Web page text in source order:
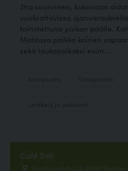
2ha suuruinen, kokonaan
vuokrattavissa
toimitettuna paikan päälle.
Mahtava paikka koirien
sekä taukopaikaksi esim....
Café Sali
Kuninkaankatu 22, 26100 Rauma,